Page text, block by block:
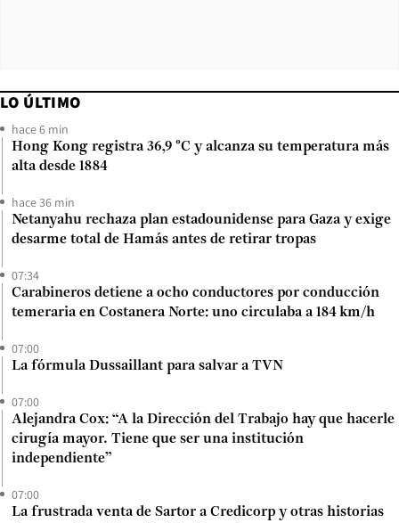
LO ÚLTIMO
hace 6 min
Hong Kong registra 36,9 °C y alcanza su temperatura más
alta desde 1884
hace 36 min
Netanyahu rechaza plan estadounidense para Gaza y exige
desarme total de Hamás antes de retirar tropas
07:34
Carabineros detiene a ocho conductores por conducción
temeraria en Costanera Norte: uno circulaba a 184 km/h
07:00
La fórmula Dussaillant para salvar a TVN
07:00
Alejandra Cox: “A la Dirección del Trabajo hay que hacerle
cirugía mayor. Tiene que ser una institución
independiente”
07:00
La frustrada venta de Sartor a Credicorp y otras historias